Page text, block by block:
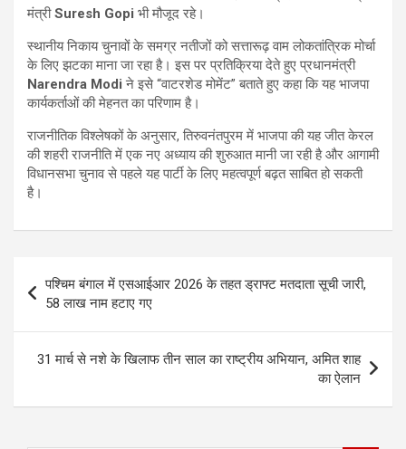
मंत्रीSuresh Gopi भी मौजूद रहे।
स्थानीय निकाय चुनावों के समग्र नतीजों को सत्तारूढ़ वाम लोकतांत्रिक मोर्चा
के लिए झटका माना जा रहा है। इस पर प्रतिक्रिया देते हुए प्रधानमंत्री
Narendra Modi ने इसे “वाटरशेड मोमेंट” बताते हुए कहा कि यह भाजपा
कार्यकर्ताओं की मेहनत का परिणाम है।
राजनीतिक विश्लेषकों के अनुसार, तिरुवनंतपुरम में भाजपा की यह जीत केरल
की शहरी राजनीति में एक नए अध्याय की शुरुआत मानी जा रही है और आगामी
विधानसभा चुनाव से पहले यह पार्टी के लिए महत्वपूर्ण बढ़त साबित हो सकती
है।
navigation
पश्चिम बंगाल में एसआईआर 2026 के तहत ड्राफ्ट मतदाता सूची जारी,
58 लाख नाम हटाए गए
31 मार्च से नशे के खिलाफ तीन साल का राष्ट्रीय अभियान, अमित शाह
का ऐलान